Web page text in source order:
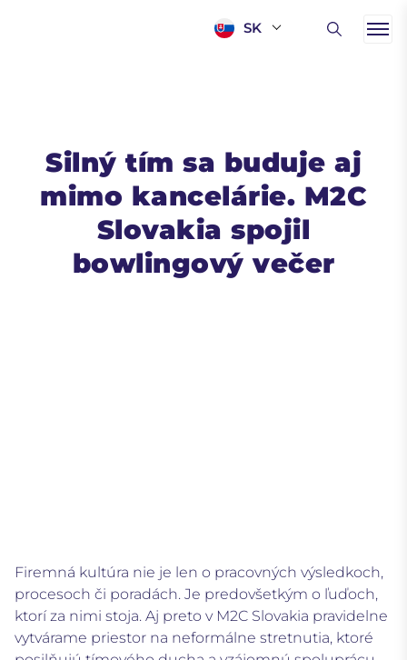
SK
Silný tím sa buduje aj
mimo kancelárie. M2C
Slovakia spojil
bowlingový večer
Firemná kultúra nie je len o pracovných výsledkoch,
procesoch či poradách. Je predovšetkým o ľuďoch,
ktorí za nimi stoja. Aj preto v M2C Slovakia pravidelne
vytvárame priestor na neformálne stretnutia, ktoré